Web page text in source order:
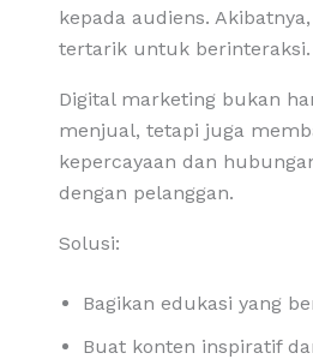
kepada audiens.
tertarik untuk berinteraksi.
Digital marketing bukan
menjual, tetapi juga
kepercayaan dan
dengan pelanggan.
Solusi:
Bagikan edukasi yang
Buat konten inspiratif